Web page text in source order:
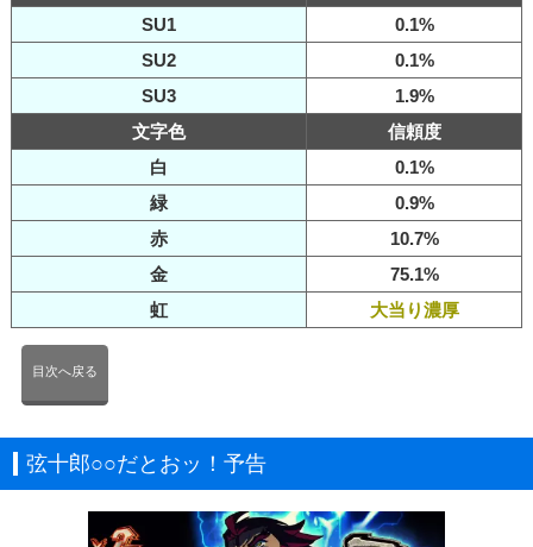
SU1
0.1%
SU2
0.1%
SU3
1.9%
文字色
信頼度
白
0.1%
緑
0.9%
赤
10.7%
金
75.1%
虹
大当り濃厚
目次へ戻る
弦十郎○○だとおッ！予告